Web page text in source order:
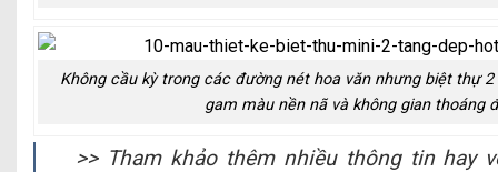
Không cầu kỳ trong các đường nét hoa văn nhưng biệt thự
gam màu nền nã và không gian thoáng
>> Tham khảo thêm nhiều thông tin hay